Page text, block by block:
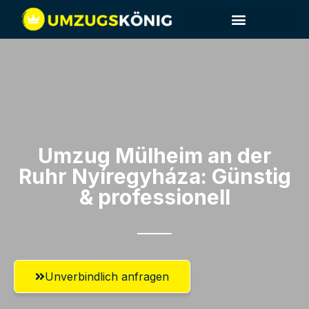
Umzug Mülheim an der
Ruhr​ Nyíregyháza: Günstig
& professionell​
Unverbindlich anfragen